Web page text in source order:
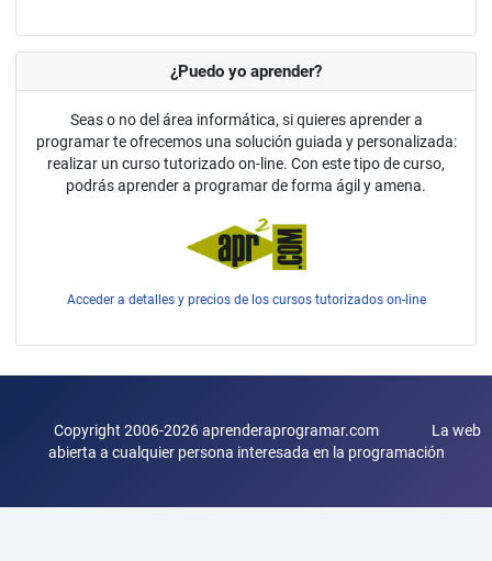
¿Puedo yo aprender?
Seas o no del área informática, si quieres aprender a
programar te ofrecemos una solución guiada y personalizada:
realizar un curso tutorizado on-line. Con este tipo de curso,
podrás aprender a programar de forma ágil y amena.
Acceder a detalles y precios de los cursos tutorizados on-line
Copyright 2006-2026 aprenderaprogramar.com La web
abierta a cualquier persona interesada en la programación